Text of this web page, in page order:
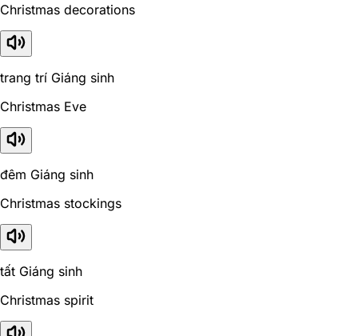
Christmas decorations
trang trí Giáng sinh
Christmas Eve
đêm Giáng sinh
Christmas stockings
tất Giáng sinh
Christmas spirit